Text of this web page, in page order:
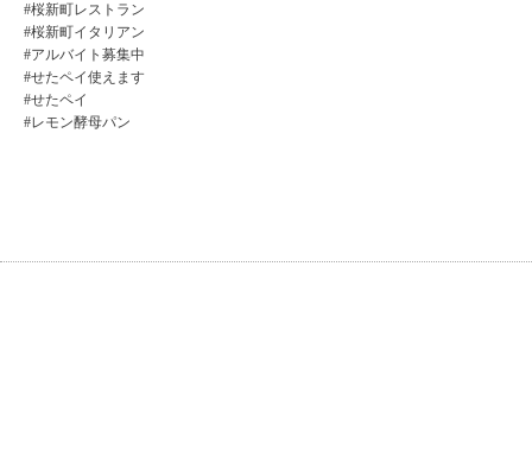
#桜新町レストラン
#桜新町イタリアン
#アルバイト募集中
#せたペイ使えます
#せたペイ
#レモン酵母パン